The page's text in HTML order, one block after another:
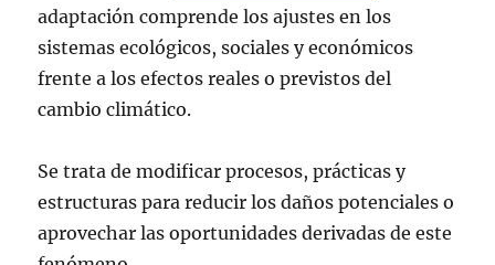
adaptación comprende los ajustes en los
sistemas ecológicos, sociales y económicos
frente a los efectos reales o previstos del
cambio climático.
Se trata de modificar procesos, prácticas y
estructuras para reducir los daños potenciales o
aprovechar las oportunidades derivadas de este